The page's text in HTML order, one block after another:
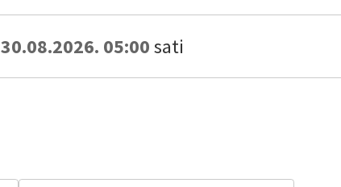
30.08.2026. 05:00sati